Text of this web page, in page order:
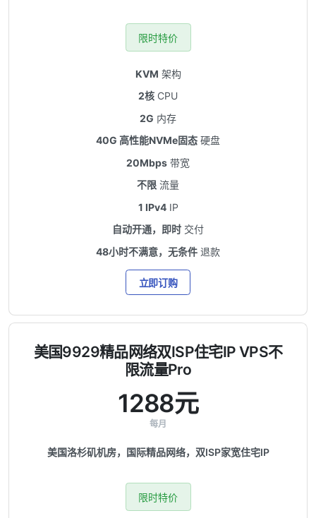
限时特价
KVM 架构
2核 CPU
2G 内存
40G 高性能NVMe固态 硬盘
20Mbps 带宽
不限 流量
1 IPv4IP
自动开通，即时 交付
48小时不满意，无条件 退款
立即订购
美国9929精品网络双ISP住宅IP VPS不
限流量Pro
1288元
每月
美国洛杉矶机房，国际精品网络，双ISP家宽住宅IP
限时特价